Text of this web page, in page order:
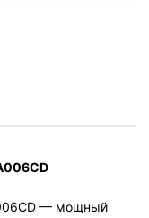
— мощный